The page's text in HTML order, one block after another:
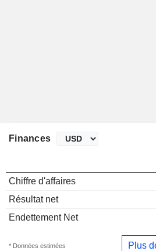
Finances
Chiffre d'affaires
Résultat net
Endettement Net
* Données estimées Plus